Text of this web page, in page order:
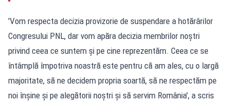
'Vom respecta decizia provizorie de suspendare a hotărârilor
Congresului PNL, dar vom apăra decizia membrilor noștri
privind ceea ce suntem și pe cine reprezentăm. Ceea ce se
întâmplă împotriva noastră este pentru că am ales, cu o largă
majoritate, să ne decidem propria soartă, să ne respectăm pe
noi înșine și pe alegătorii noștri și să servim România', a scris